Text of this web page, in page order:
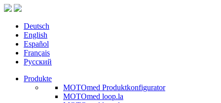
Deutsch
English
Español
Français
Русский
Produkte
MOTOmed Produktkonfigurator
MOTOmed loop.la